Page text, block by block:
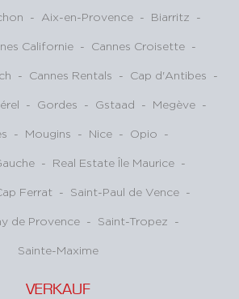
VERKAUF
- Aix-en-Provence - Biarritz -
Californie - Cannes Croisette -
- Cannes Rentals - Cap d'Antibes -
- Gordes - Gstaad - Megève -
- Mougins - Nice - Opio -
- Real Estate Île Maurice -
Ferrat - Saint-Paul de Vence -
de Provence - Saint-Tropez -
Sainte-Maxime